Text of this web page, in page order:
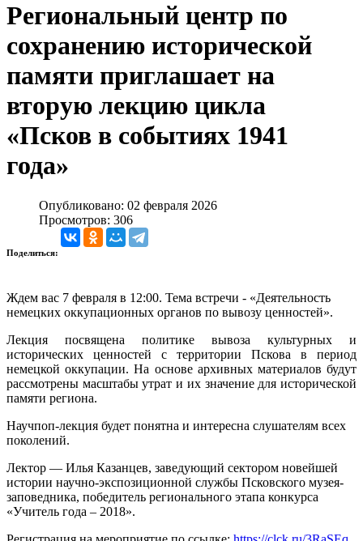
Региональный центр по
сохранению исторической
памяти приглашает на
вторую лекцию цикла
«Псков в событиях 1941
года»
Опубликовано: 02 февраля 2026
Просмотров: 306
Поделиться:
Ждем вас 7 февраля в 12:00. Тема встречи - «Деятельность
немецких оккупационных органов по вывозу ценностей».
Лекция посвящена политике вывоза культурных и
исторических ценностей с территории Пскова в период
немецкой оккупации. На основе архивных материалов будут
рассмотрены масштабы утрат и их значение для исторической
памяти региона.
Научпоп-лекция будет понятна и интересна слушателям всех
поколений.
Лектор — Илья Казанцев, заведующий сектором новейшей
истории научно-экспозиционной службы Псковского музея-
заповедника, победитель регионального этапа конкурса
«Учитель года – 2018».